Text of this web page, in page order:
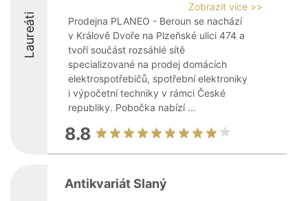
Laureáti
Zobrazit více >>
Prodejna PLANEO - Beroun se nachází
v Králově Dvoře na Plzeňské ulici 474 a
tvoří součást rozsáhlé sítě
specializované na prodej domácích
elektrospotřebičů, spotřební elektroniky
i výpočetní techniky v rámci České
republiky. Pobočka nabízí ...
8.8
Antikvariát Slaný